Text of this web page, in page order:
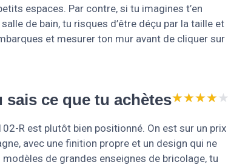
espaces. Par contre, si tu imagines t’en
de bain, tu risques d’être déçu par la taille et
et mesurer ton mur avant de cliquer sur
ce que tu achètes★★★★★
★★★★★
R est plutôt bien positionné. On est sur un prix
avec une finition propre et un design qui ne
de grandes enseignes de bricolage, tu